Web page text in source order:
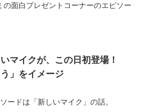
面白プレゼントコーナーのエピソー
マイクが、この日初登場！
」をイメージ
ドは「新しいマイク」の話。